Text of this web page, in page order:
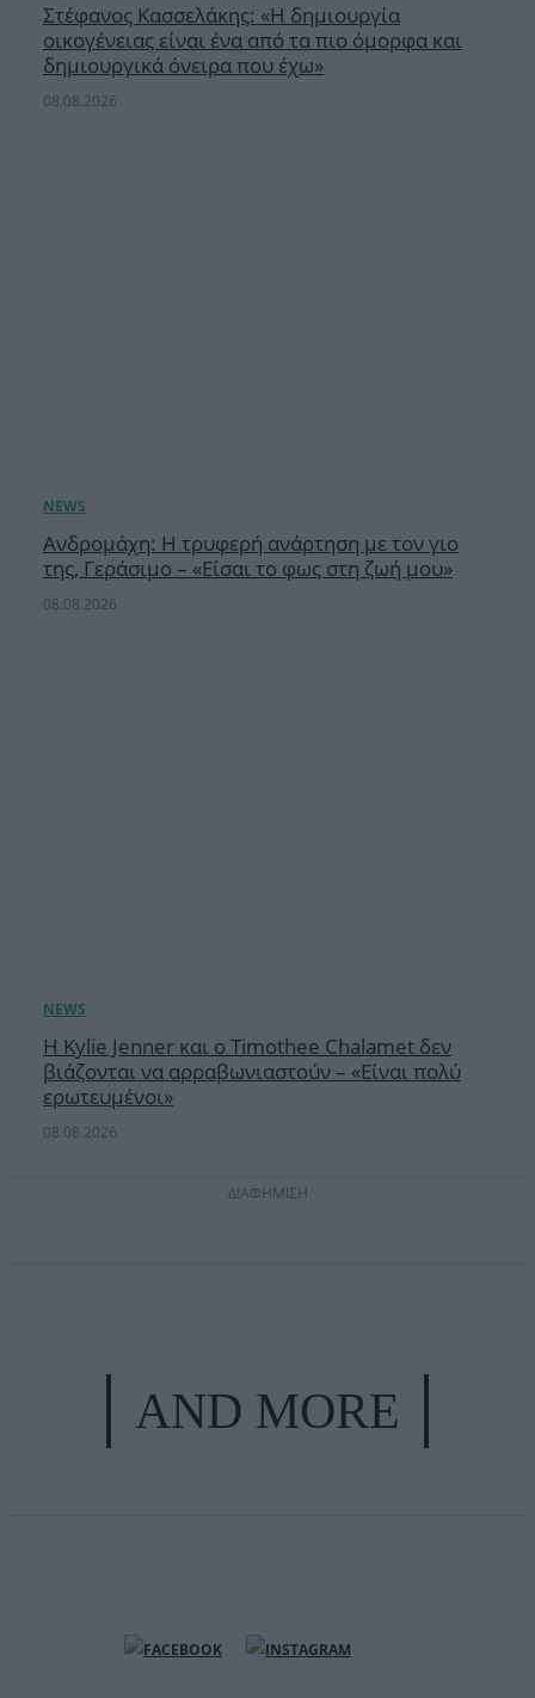
Στέφανος Κασσελάκης: «Η δημιουργία
οικογένειας είναι ένα από τα πιο όμορφα και
δημιουργικά όνειρα που έχω»
08.08.2026
Ανδρομάχη: Η τρυφερή ανάρτηση με τον γιο
της, Γεράσιμο – «Είσαι το φως στη ζωή μου»
08.08.2026
Η Kylie Jenner και ο Timothee Chalamet δεν
βιάζονται να αρραβωνιαστούν – «Είναι πολύ
ερωτευμένοι»
08.08.2026
ΔΙΑΦΗΜΙΣΗ
AND MORE